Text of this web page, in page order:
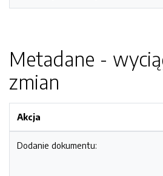
Metadane -
zmian
Akcja
Dodanie dokumentu: